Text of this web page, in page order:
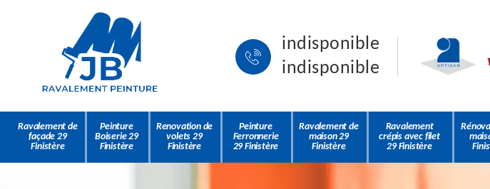
indisponible
indisponible
Ravalement de
façade 29
Finistère
Peinture
Boiserie 29
Finistère
Renovation de
volets 29
Finistère
Peinture
Ferronnerie
29 Finistère
Ravalement de
maison 29
Finistère
Ravalement
crépis avec filet
29 Finistère